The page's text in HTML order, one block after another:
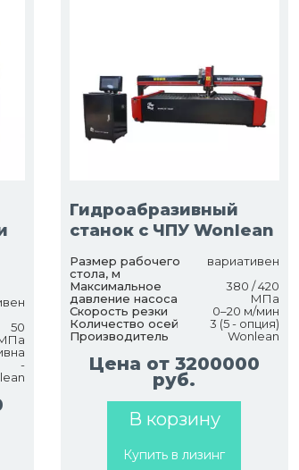
50
-
Гидроабразивный
станок с ЧПУ Wonlean
Размер рабочего
стола, м
вариативен
Максимальное
давление насоса
380 / 420
МПа
Скорость резки
0–20 м/мин
Количество осей
3 (5 - опция)
Производитель
Wonlean
Цена от 3200000
руб.
В корзину
Купить в лизинг